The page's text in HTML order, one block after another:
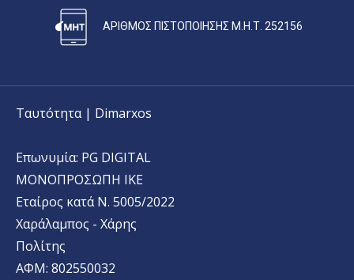
ΑΡΙΘΜΟΣ ΠΙΣΤΟΠΟΙΗΣΗΣ Μ.Η.Τ. 252156
Ταυτότητα | Dimarxos
Επωνυμία: PG DIGITAL
MONΟΠΡΟΣΩΠΗ ΙΚΕ
Εταίρος κατά Ν. 5005/2022
Χαράλαμπος - Χάρης
Πολίτης
ΑΦΜ: 802550032